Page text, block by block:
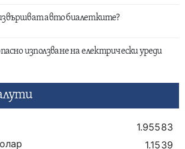
авто биалетките?
използване на електрически уреди
1.95583
1.1539